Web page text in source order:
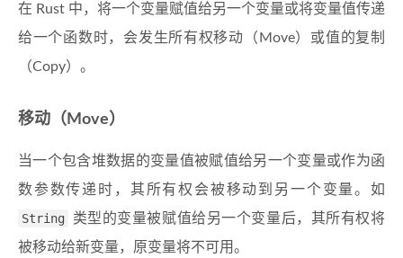
在 Rust 中，将一个变量赋值给另一个变量或将变量值传递
给一个函数时，会发生所有权移动（Move）或值的复制
（Copy）。
移动（Move）
当一个包含堆数据的变量值被赋值给另一个变量或作为函
数参数传递时，其所有权会被移动到另一个变量。如
String
类型的变量被赋值给另一个变量后，其所有权将
被移动给新变量，原变量将不可用。